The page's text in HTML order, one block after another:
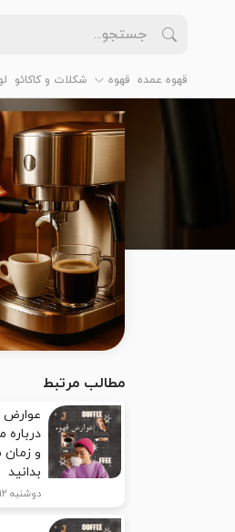
قهوه عمده قهوه شکلات و کاکائو
مطالب مرتبط
عوارض
و
بدانید
دوشنبه ۱۲ مرداد ۱۴۰۵